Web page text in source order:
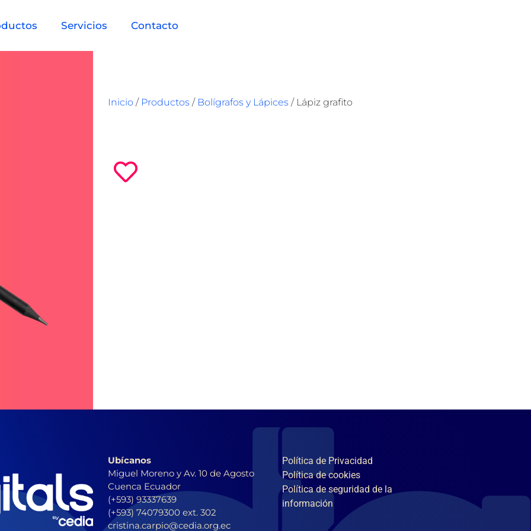
Servicios Contacto
Inicio / Productos / Bolígrafos y Lápices / Lápiz grafito
Ubícanos
Miguel Moreno y Av. 10 de Agosto
Cuenca Ecuador
(+593) 93337639
(+593) 74079300 ext. 302
cristina.carpio@cedia.org.ec
Política de Privacidad
Política de cookies
Política de seguridad de la
información